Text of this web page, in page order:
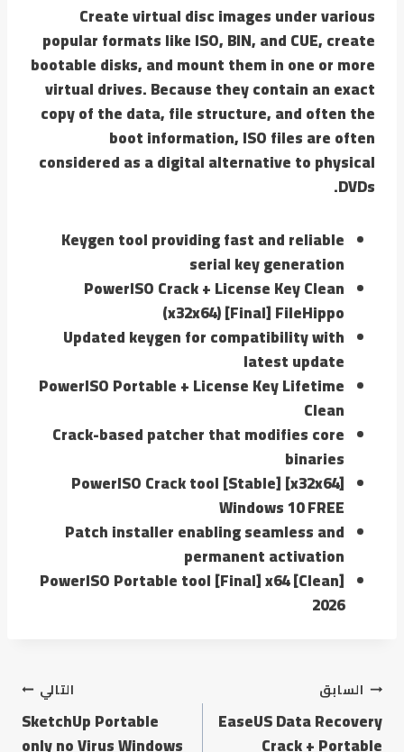
Create virtual disc images under various
popular formats like ISO, BIN, and CUE, create
bootable disks, and mount them in one or more
virtual drives. Because they contain an exact
copy of the data, file structure, and often the
boot information, ISO files are often
considered as a digital alternative to physical
DVDs.
Keygen tool providing fast and reliable
serial key generation
PowerISO Crack + License Key Clean
(x32x64) [Final] FileHippo
Updated keygen for compatibility with
latest update
PowerISO Portable + License Key Lifetime
Clean
Crack-based patcher that modifies core
binaries
PowerISO Crack tool [Stable] [x32x64]
Windows 10 FREE
Patch installer enabling seamless and
permanent activation
PowerISO Portable tool [Final] x64 [Clean]
2026
السابق
EaseUS Data Recovery
Crack + Portable
التالي
SketchUp Portable
only no Virus Windows